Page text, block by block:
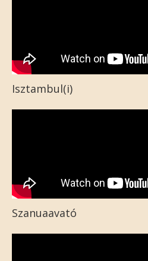
Isztambul(i)
Szanuaavató